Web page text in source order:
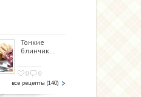
Тонкие
блинчик…
0 0
все рецепты (140)